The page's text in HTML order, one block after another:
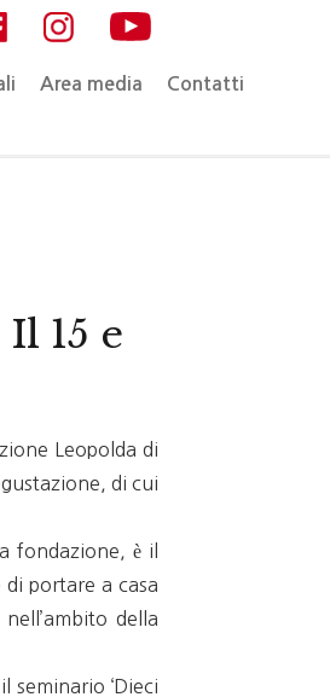
Area media Contatti
15 e
Leopolda di
di cui
fondazione, è il
portare a casa
della
seminario ‘Dieci